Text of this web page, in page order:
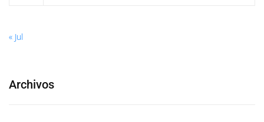
« Jul
Archivos